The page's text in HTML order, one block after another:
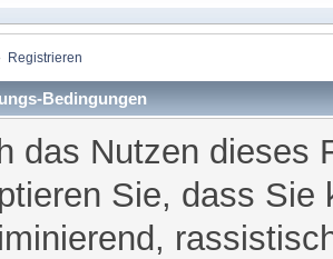
Registrieren
Bedingungen
das Nutzen dieses
Sie, dass Sie